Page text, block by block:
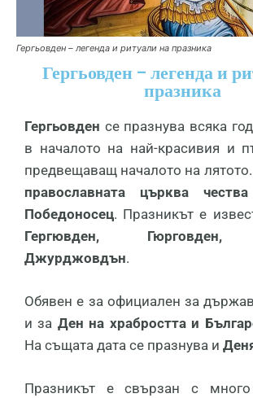
Гергьовден – легенда и ритуали на празника
Гергьовден – легенда и
празника
Гергьовден се празнува всяка
в началото на най-красивия и
предвещаващ началото на лятото.
православната църква
Победоносец. Празникът е
Гергювден, Гюрговден,
Джурджовдън.
Обявен е за официален за
и за Ден на храбростта и
На същата дата се празнува и
Празникът е свързан с